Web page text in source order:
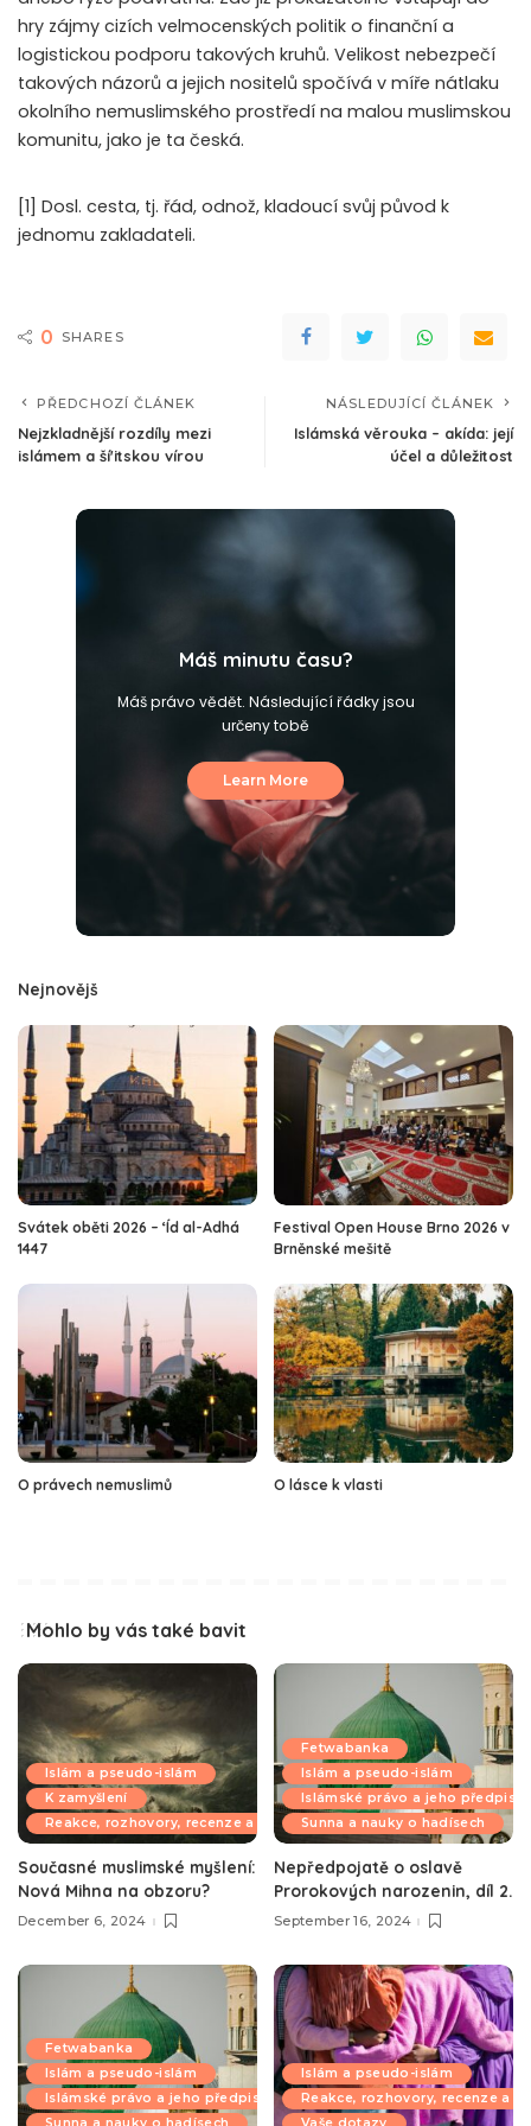
hry zájmy cizích velmocenských politik o finanční a
logistickou podporu takových kruhů. Velikost nebezpečí
takových názorů a jejich nositelů spočívá v míře nátlaku
okolního nemuslimského prostředí na malou muslimskou
komunitu, jako je ta česká.
[1] Dosl. cesta, tj. řád, odnož, kladoucí svůj původ k
jednomu zakladateli.
0 SHARES
PŘEDCHOZÍ ČLÁNEK
Nejzkladnější rozdíly mezi
islámem a ší'itskou vírou
NÁSLEDUJÍCÍ ČLÁNEK
Islámská věrouka – akída: její
účel a důležitost
Máš minutu času?
Máš právo vědět. Následující řádky jsou
určeny tobě
Learn More
Nejnovějš
Svátek oběti 2026 – ‘Íd al-Adhá
1447
Festival Open House Brno 2026 v
Brněnské mešitě
O právech nemuslimů O lásce k vlasti
Mohlo by vás také bavit
Islám a pseudo-islám
K zamyšlení
Reakce, rozhovory, recenze a komentáře
Současné muslimské myšlení:
Nová Mihna na obzoru?
December 6, 2024
Fetwabanka
Islám a pseudo-islám
Islámské právo a jeho předpisy
Sunna a nauky o hadísech
Nepředpojatě o oslavě
Prorokových narozenin, díl 2.
September 16, 2024
Fetwabanka
Islám a pseudo-islám
Islámské právo a jeho předpisy
Islám a pseudo-islám
Reakce, rozhovory, recenze a